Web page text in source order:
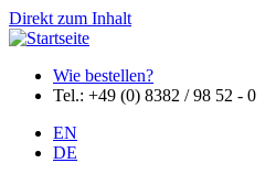
Direkt zum Inhalt
Wie bestellen?
Tel.: +49 (0) 8382 / 98 52 - 0
EN
DE